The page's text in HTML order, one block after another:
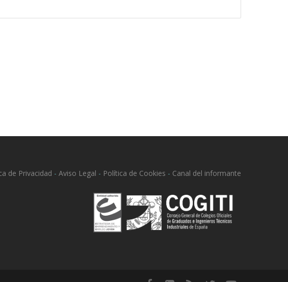
de Privacidad - Aviso Legal - Política de Cookies - Canal del informante